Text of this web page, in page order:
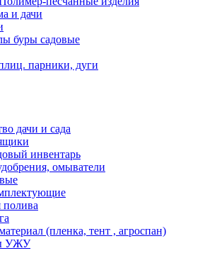
и дачи
буры садовые
парники, дуги
дачи и сада
инвентарь
омыватели
полива
(пленка, тент , агроспан)
УЖУ